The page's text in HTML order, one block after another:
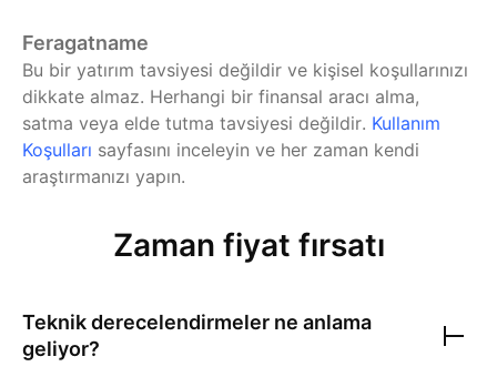
Feragatname
Bu bir yatırım tavsiyesi değildir ve kişisel koşullarınızı
dikkate almaz. Herhangi bir finansal aracı alma,
satma veya elde tutma tavsiyesi değildir. Kullanım
Koşulları sayfasını inceleyin ve her zaman kendi
araştırmanızı yapın.
Zaman fiyat fırsatı
Teknik derecelendirmeler ne anlama
geliyor?